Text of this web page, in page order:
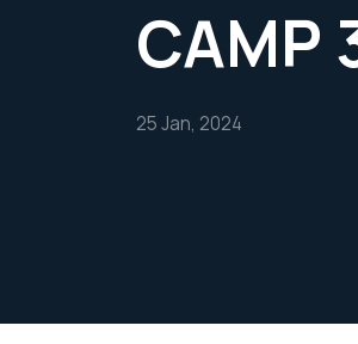
CAMP
25 Jan, 2024